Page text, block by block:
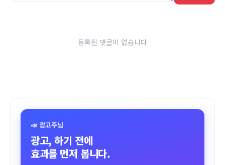
등록된 댓글이 없습니다
📣 광고주님
광고, 하기 전에
효과를 먼저 봅니다.